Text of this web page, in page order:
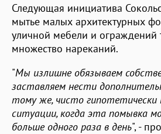
Следующая инициатива
мытье малых архитектурных
уличной мебели и ограждений
множество нареканий.
"Мы излишне обязываем
заставляем нести
тому же, чисто гипотетически
ситуации, когда эта помывка
больше одного раза в день", -